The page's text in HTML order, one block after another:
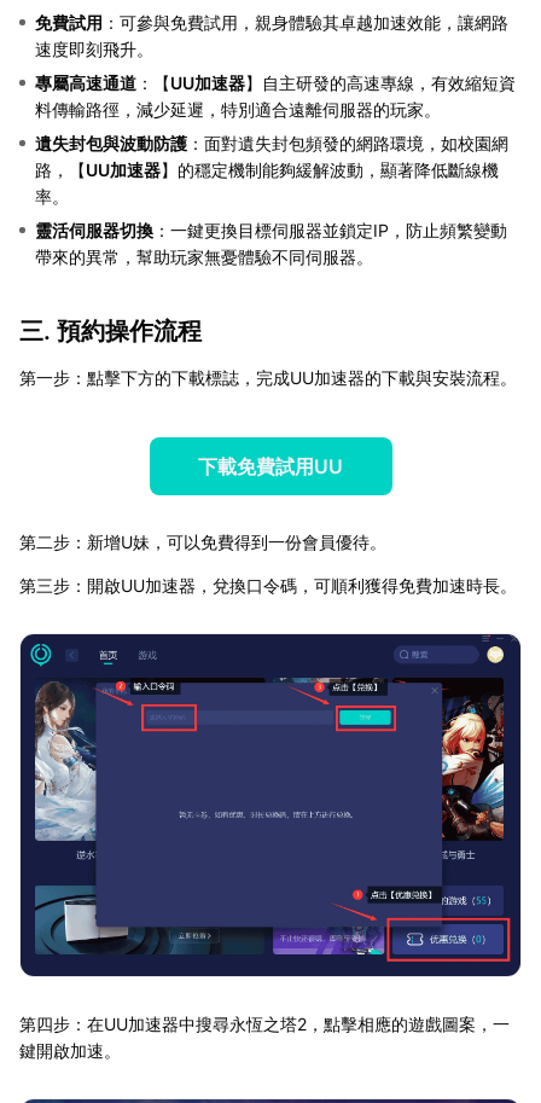
免費試用 ：可參與免費試用，親身體驗其卓越加速效能，讓網路
速度即刻飛升。
專屬高速通道 ：【UU加速器】自主研發的高速專線，有效縮短資
料傳輸路徑，減少延遲，特別適合遠離伺服器的玩家。
遺失封包與波動防護 ：面對遺失封包頻發的網路環境，如校園網
路，【UU加速器】的穩定機制能夠緩解波動，顯著降低斷線機
率。
靈活伺服器切換 ：一鍵更換目標伺服器並鎖定IP，防止頻繁變動
帶來的異常，幫助玩家無憂體驗不同伺服器。
三. 預約操作流程
第一步：點擊下方的下載標誌，完成UU加速器的下載與安裝流程。
下載免費試用UU
第二步：新增U妹，可以免費得到一份會員優待。
第三步：開啟UU加速器，兌換口令碼，可順利獲得免費加速時長。
第四步：在UU加速器中搜尋永恆之塔2，點擊相應的遊戲圖案，一
鍵開啟加速。